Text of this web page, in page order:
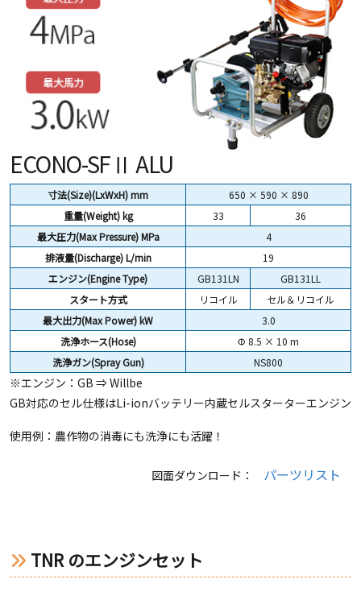
ECONO-SFⅡ ALU
寸法(Size)(LxWxH) mm
650 × 590 × 890
重量(Weight)kg 33
36
最大圧力(Max Pressure) MPa
4
排液量(Discharge) L/min
19
エンジン(Engine Type)
GB131LN
GB131LL
スタート方式
リコイル
セル＆リコイル
最大出力(Max Power) kW
3.0
洗浄ホース(Hose)
Φ 8.5 × 10 m
洗浄ガン(Spray Gun)
NS800
※エンジン：GB ⇒ Willbe
GB対応のセル仕様はLi-ionバッテリー内蔵セルスターターエンジン
使用例：農作物の消毒にも洗浄にも活躍！
図面ダウンロード： パーツリスト
TNR のエンジンセット